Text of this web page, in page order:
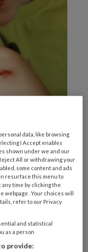
komen voor
van
factoren, zoals
diabetes
nadelig
data, like browsing
I Accept enables
shown under we and our
All or withdrawing your
some content and ads
resurface this menu to
time by clicking the
webpage . Your choices will
refer to our Privacy
and statistical
as a person
provide: